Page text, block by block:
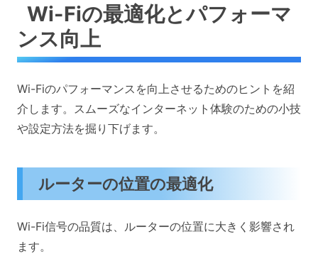
Wi-Fiの最適化とパフォーマ
ンス向上
Wi-Fiのパフォーマンスを向上させるためのヒントを紹
介します。スムーズなインターネット体験のための小技
や設定方法を掘り下げます。
ルーターの位置の最適化
Wi-Fi信号の品質は、ルーターの位置に大きく影響され
ます。